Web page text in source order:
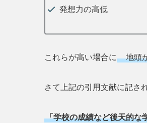
発想力の高低
これらが高い場合に 地頭
さて上記の引用文献に記さ
「学校の成績など後天的な